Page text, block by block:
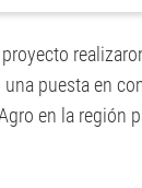
una puesta en
en la región